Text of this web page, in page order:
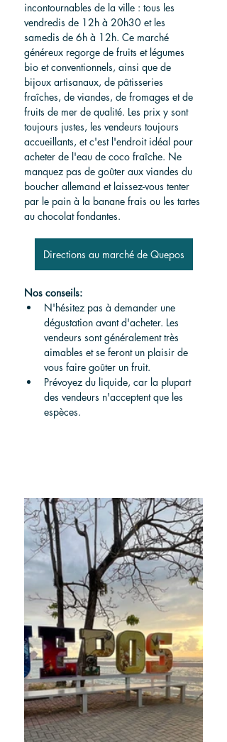
incontournables de la ville : tous les
vendredis de 12h à 20h30 et les
samedis de 6h à 12h. Ce marché
généreux regorge de fruits et légumes
bio et conventionnels, ainsi que de
bijoux artisanaux, de pâtisseries
fraîches, de viandes, de fromages et de
fruits de mer de qualité. Les prix y sont
toujours justes, les vendeurs toujours
accueillants, et c'est l'endroit idéal pour
acheter de l'eau de coco fraîche. Ne
manquez pas de goûter aux viandes du
boucher allemand et laissez-vous tenter
par le pain à la banane frais ou les tartes
au chocolat fondantes.
Directions au marché de Quepos
Nos conseils:
N'hésitez pas à demander une
dégustation avant d'acheter. Les
vendeurs sont généralement très
aimables et se feront un plaisir de
vous faire goûter un fruit.
Prévoyez du liquide, car la plupart
des vendeurs n'acceptent que les
espèces.